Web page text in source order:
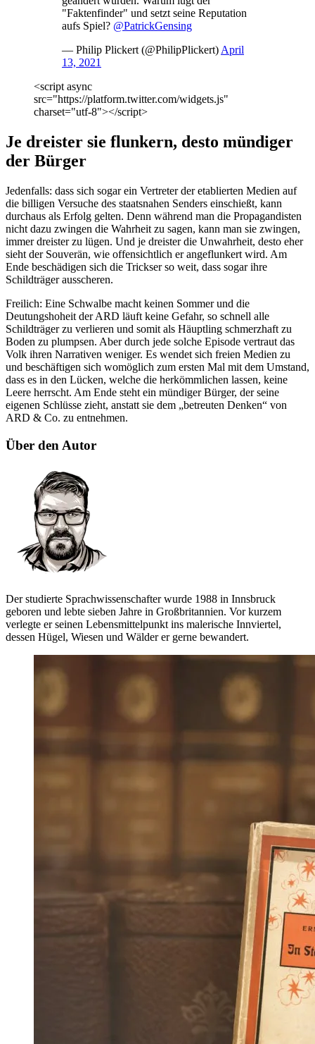
"Faktenfinder" und setzt seine Reputation
aufs Spiel? @PatrickGensing
— Philip Plickert (@PhilipPlickert) April
13, 2021
<script async
src="https://platform.twitter.com/widgets.js"
charset="utf-8"></script>
Je dreister sie flunkern, desto mündiger
der Bürger
Jedenfalls: dass sich sogar ein Vertreter der etablierten Medien auf
die billigen Versuche des staatsnahen Senders einschießt, kann
durchaus als Erfolg gelten. Denn während man die Propagandisten
nicht dazu zwingen die Wahrheit zu sagen, kann man sie zwingen,
immer dreister zu lügen. Und je dreister die Unwahrheit, desto eher
sieht der Souverän, wie offensichtlich er angeflunkert wird. Am
Ende beschädigen sich die Trickser so weit, dass sogar ihre
Schildträger ausscheren.
Freilich: Eine Schwalbe macht keinen Sommer und die
Deutungshoheit der ARD läuft keine Gefahr, so schnell alle
Schildträger zu verlieren und somit als Häuptling schmerzhaft zu
Boden zu plumpsen. Aber durch jede solche Episode vertraut das
Volk ihren Narrativen weniger. Es wendet sich freien Medien zu
und beschäftigen sich womöglich zum ersten Mal mit dem Umstand,
dass es in den Lücken, welche die herkömmlichen lassen, keine
Leere herrscht. Am Ende steht ein mündiger Bürger, der seine
eigenen Schlüsse zieht, anstatt sie dem „betreuten Denken“ von
ARD & Co. zu entnehmen.
Über den Autor
Der studierte Sprachwissenschafter wurde 1988 in Innsbruck
geboren und lebte sieben Jahre in Großbritannien. Vor kurzem
verlegte er seinen Lebensmittelpunkt ins malerische Innviertel,
dessen Hügel, Wiesen und Wälder er gerne bewandert.